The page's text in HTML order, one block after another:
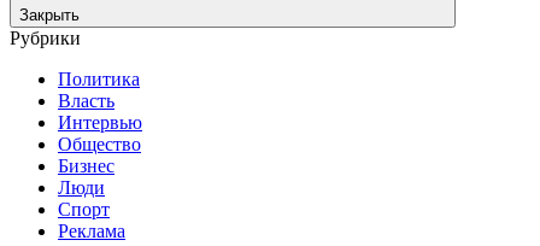
Закрыть
Рубрики
Политика
Власть
Интервью
Общество
Бизнес
Люди
Спорт
Реклама